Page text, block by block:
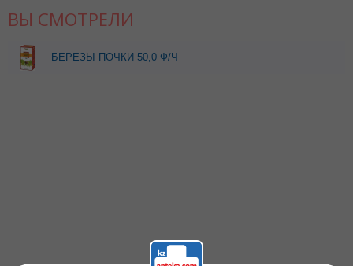
ВЫ СМОТРЕЛИ
БЕРЕЗЫ ПОЧКИ 50,0 Ф/Ч